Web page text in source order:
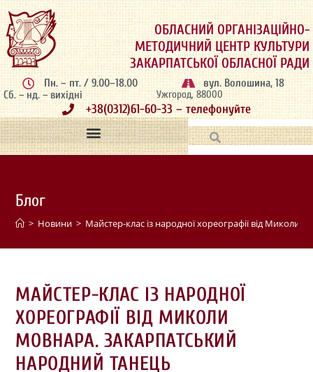
ОБЛАСНИЙ ОРГАНІЗАЦІЙНО-
МЕТОДИЧНИЙ ЦЕНТР КУЛЬТУРИ
ЗАКАРПАТСЬКОЇ ОБЛАСНОЇ РАДИ
Пн. – пт. / 9.00–18.00
Сб. – нд. – вихідні
вул. Волошина, 18
Ужгород, 88000
+38(0312)61-60-33 – телефонуйте
Блог
> Новини > Майстер-клас із народної хореографії від
МАЙСТЕР-КЛАС ІЗ НАРОДНОЇ
ХОРЕОГРАФІЇ ВІД МИКОЛИ
МОВНАРА. ЗАКАРПАТСЬКИЙ
НАРОДНИЙ ТАНЕЦЬ